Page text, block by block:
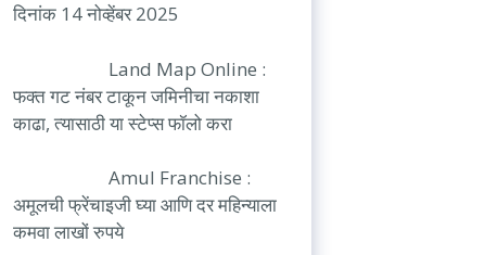
दिनांक 14 नोव्हेंबर 2025
Land Map Online :
फक्त गट नंबर टाकून जमिनीचा नकाशा
काढा, त्यासाठी या स्टेप्स फॉलो करा
Amul Franchise :
अमूलची फ्रेंचाइजी घ्या आणि दर महिन्याला
कमवा लाखों रुपये